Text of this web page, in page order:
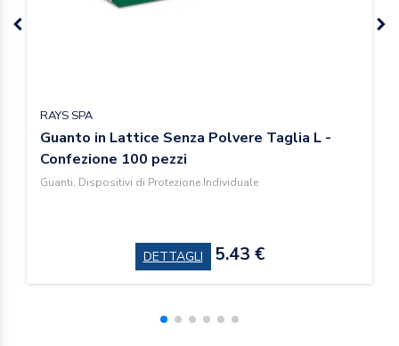
RAYS SPA
Guanto in Lattice Senza Polvere Taglia L -
Confezione 100 pezzi
Guanti, Dispositivi di Protezione Individuale
DETTAGLI 5.43 €